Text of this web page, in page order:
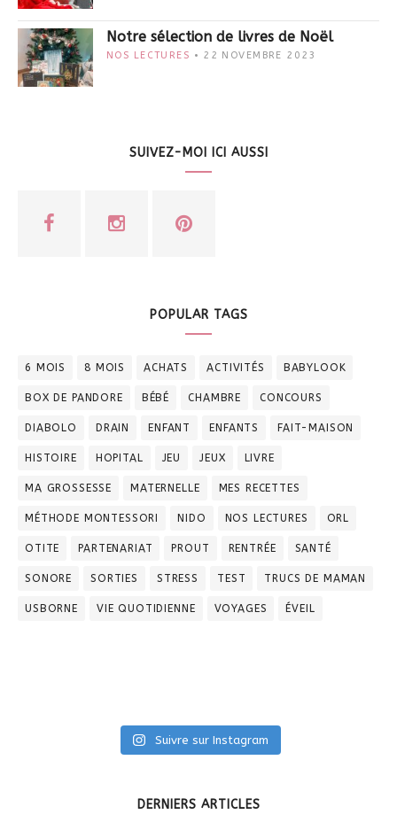
Notre sélection de livres de Noël
NOS LECTURES 22 NOVEMBRE 2023
SUIVEZ-MOI ICI AUSSI
POPULAR TAGS
6 MOIS 8 MOIS ACHATS ACTIVITÉS BABYLOOK
BOX DE PANDORE BÉBÉ CHAMBRE CONCOURS
DIABOLO DRAIN ENFANT ENFANTS FAIT-MAISON
HISTOIRE HOPITAL JEU JEUX LIVRE
MA GROSSESSE MATERNELLE MES RECETTES
MÉTHODE MONTESSORI NIDO NOS LECTURES ORL
OTITE PARTENARIAT PROUT RENTRÉE SANTÉ
SONORE SORTIES STRESS TEST TRUCS DE MAMAN
USBORNE VIE QUOTIDIENNE VOYAGES ÉVEIL
Suivre sur Instagram
DERNIERS ARTICLES